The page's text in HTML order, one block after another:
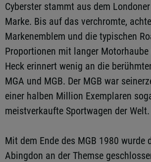
Cyberster stammt aus dem
Marke. Bis auf das verchromte,
Markenemblem und die typischen
Proportionen mit langer Motorhaube
Heck erinnert wenig an die
MGA und MGB. Der MGB war
einer halben Million Exemplaren
meistverkaufte Sportwagen der Welt.
Mit dem Ende des MGB 1980 wurde
Abingdon an der Themse